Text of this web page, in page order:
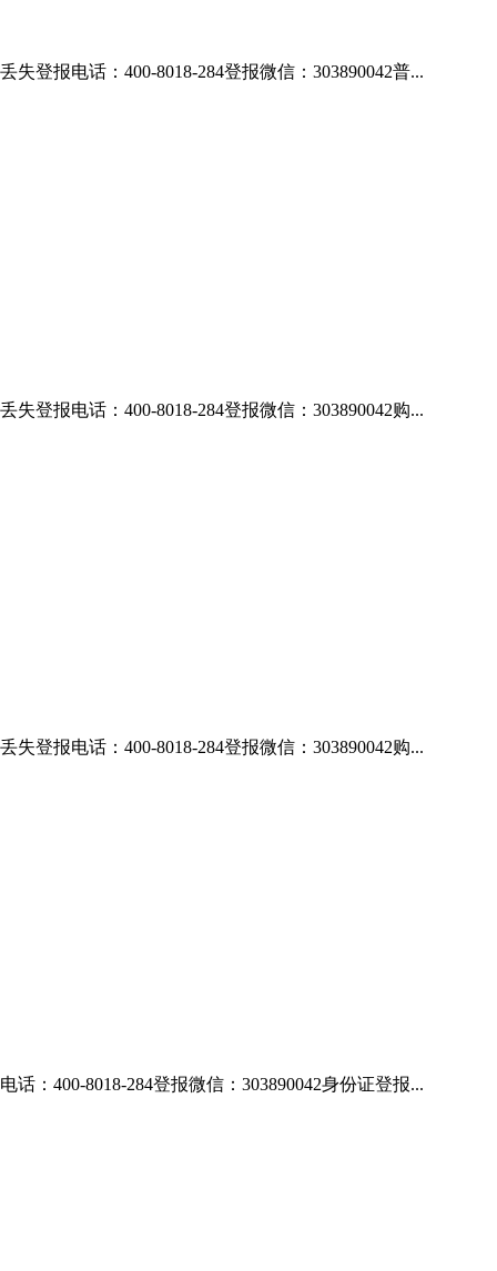
登报电话：400-8018-284登报微信：303890042普...
登报电话：400-8018-284登报微信：303890042购...
登报电话：400-8018-284登报微信：303890042购...
：400-8018-284登报微信：303890042身份证登报...